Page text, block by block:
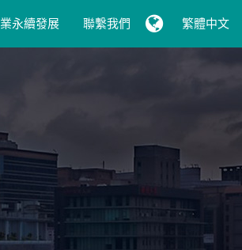
永續發展 聯繫我們 繁體中文